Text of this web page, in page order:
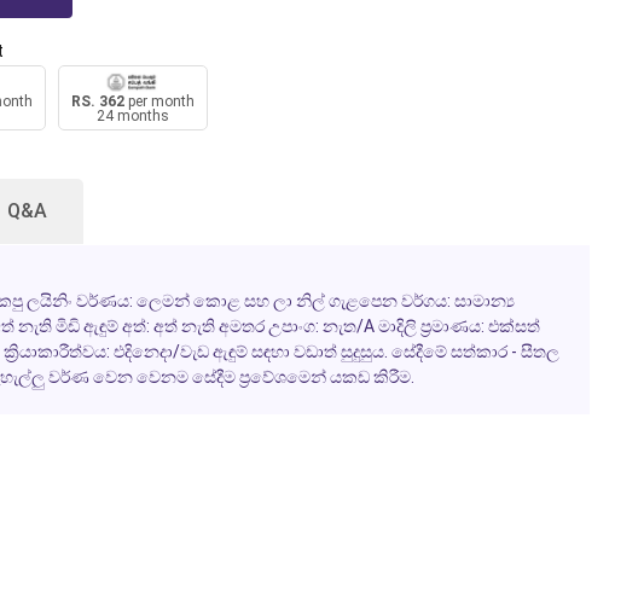
RS. 362per month
24 months
Q&A
කපු ලයිනිං වර්ණය: ලෙමන් කොළ සහ ලා නිල් ගැළපෙන වර්ගය: සාමාන්‍ය
මිඩි ඇඳුම් අත්: අත් නැති අමතර උපාංග: නැත/A මාදිලි ප්‍රමාණය: එක්සත්
එදිනෙදා/වැඩ ඇඳුම් සඳහා වඩාත් සුදුසුය. සේදීමේ සත්කාර - සීතල
වර්ණ වෙන වෙනම සේදීම ප්‍රවේශමෙන් යකඩ කිරීම.